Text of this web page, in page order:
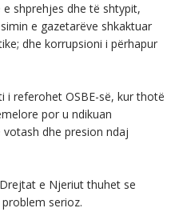
e shprehjes dhe të shtypit,
e gazetarëve shkaktuar
dhe korrupsioni i përhapur
i referohet OSBE-së, kur thotë
por u ndikuan
dhe presion ndaj
e Njeriut thuhet se
serioz.